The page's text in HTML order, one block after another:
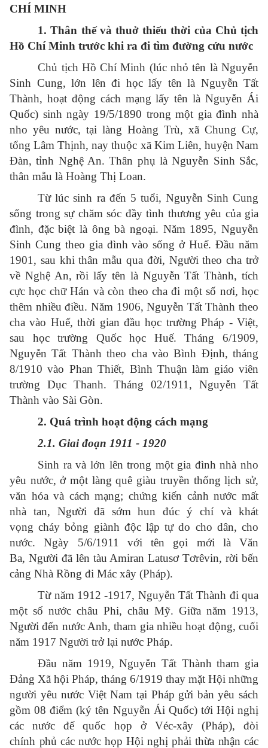
CHÍ MINH
1. Thân thế và thuở thiếu thời của Chủ tịch
Hồ Chí Minh trước khi ra đi tìm đường cứu nước
Chủ tịch Hồ Chí Minh (lúc nhỏ tên là Nguyễn
Sinh Cung, lớn lên đi học lấy tên là Nguyễn Tất
Thành, hoạt động cách mạng lấy tên là Nguyễn Ái
Quốc) sinh ngày 19/5/1890 trong một gia đình nhà
nho yêu nước, tại làng Hoàng Trù, xã Chung Cự,
tổng Lâm Thịnh, nay thuộc xã Kim Liên, huyện Nam
Đàn, tỉnh Nghệ An. Thân phụ là Nguyễn Sinh Sắc,
thân mẫu là Hoàng Thị Loan.
Từ lúc sinh ra đến 5 tuổi, Nguyễn Sinh Cung
sống trong sự chăm sóc đầy tình thương yêu của gia
đình, đặc biệt là ông bà ngoại. Năm 1895, Nguyễn
Sinh Cung theo gia đình vào sống ở Huế. Đầu năm
1901, sau khi thân mẫu qua đời, Người theo cha trở
về Nghệ An, rồi lấy tên là Nguyễn Tất Thành, tích
cực học chữ Hán và còn theo cha đi một số nơi, học
thêm nhiều điều. Năm 1906, Nguyễn Tất Thành theo
cha vào Huế, thời gian đầu học trường Pháp - Việt,
sau học trường Quốc học Huế. Tháng 6/1909,
Nguyễn Tất Thành theo cha vào Bình Định, tháng
8/1910 vào Phan Thiết, Bình Thuận làm giáo viên
trường Dục Thanh. Tháng 02/1911, Nguyễn Tất
Thành vào Sài Gòn.
2. Quá trình hoạt động cách mạng
2.1. Giai đoạn 1911 - 1920
Sinh ra và lớn lên trong một gia đình nhà nho
yêu nước, ở một làng quê giàu truyền thống lịch sử,
văn hóa và cách mạng; chứng kiến cảnh nước mất
nhà tan, Người đã sớm hun đúc ý chí và khát
vọng cháy bỏng giành độc lập tự do cho dân, cho
nước. Ngày 5/6/1911 với tên gọi mới là Văn
Ba, Người đã lên tàu Amiran Latusơ Tơrêvin, rời bến
cảng Nhà Rồng đi Mác xây (Pháp).
Từ năm 1912 -1917, Nguyễn Tất Thành đi qua
một số nước châu Phi, châu Mỹ. Giữa năm 1913,
Người đến nước Anh, tham gia nhiều hoạt động, cuối
năm 1917 Người trở lại nước Pháp.
Đầu năm 1919, Nguyễn Tất Thành tham gia
Đảng Xã hội Pháp, tháng 6/1919 thay mặt Hội những
người yêu nước Việt Nam tại Pháp gửi bản yêu sách
gồm 08 điểm (ký tên Nguyễn Ái Quốc) tới Hội nghị
các nước đế quốc họp ở Véc-xây (Pháp), đòi
chính phủ các nước họp Hội nghị phải thừa nhận các